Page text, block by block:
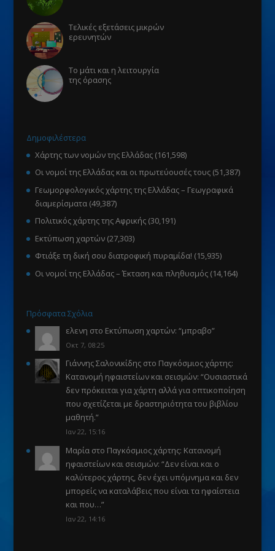
Τελικές εξετάσεις μικρών
ερευνητών
Το μάτι και η λειτουργία
της όρασης
Δημοφιλέστερα
Χάρτης των νομών της Ελλάδας (161,598)
Οι νομοί της Ελλάδας και οι πρωτεύουσές τους (51,387)
Γεωμορφολογικός χάρτης της Ελλάδας – Γεωγραφικά
διαμερίσματα (49,387)
Πολιτικός χάρτης της Αφρικής (30,191)
Εκτύπωση χαρτών (27,303)
Φτιάξε τη δική σου διατροφική πυραμίδα! (15,935)
Οι νομοί της Ελλάδας – Έκταση και πληθυσμός (14,164)
Πρόσφατα Σχόλια
ελενη στο Εκτύπωση χαρτών: “μπραβο”
Οκτ 7, 08:25
Γιάννης Σαλονικίδηςστο Παγκόσμιος χάρτης:
Κατανομή ηφαιστείων και σεισμών: “Ουσιαστικά
δεν πρόκειται για χάρτη αλλά για οπτικοποίηση
που σχετίζεται με δραστηριότητα του βιβλίου
μαθητή.”
Ιαν 22, 15:16
Μαρίαστο Παγκόσμιος χάρτης: Κατανομή
ηφαιστείων και σεισμών: “Δεν είναι και ο
καλύτερος χάρτης, δεν έχει υπόμνημα και δεν
μπορείς να καταλάβεις που είναι τα ηφαίστεια
και που…”
Ιαν 22, 14:16